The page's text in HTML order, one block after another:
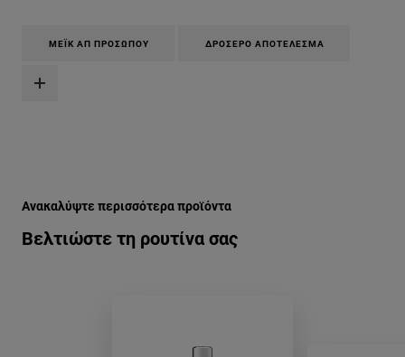
ΜΈΙΚ ΑΠ ΠΡΟΣΏΠΟΥ ΔΡΟΣΕΡΌ ΑΠΟΤΈΛΕΣΜΑ
Βελτιώστε τη ρουτίνα σας
Ανακαλύψτε περισσότερα προϊόντα